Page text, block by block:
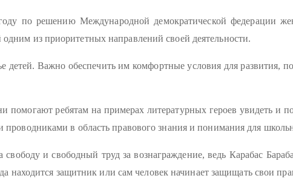
по решению Международной демократической федерации
из приоритетных направлений своей деятельности.
детей. Важно обеспечить им комфортные условия для развития,
ребятам на примерах литературных героев увидеть и
в область правового знания и понимания для
и свободный труд за вознаграждение, ведь Карабас
находится защитник или сам человек начинает защищать свои